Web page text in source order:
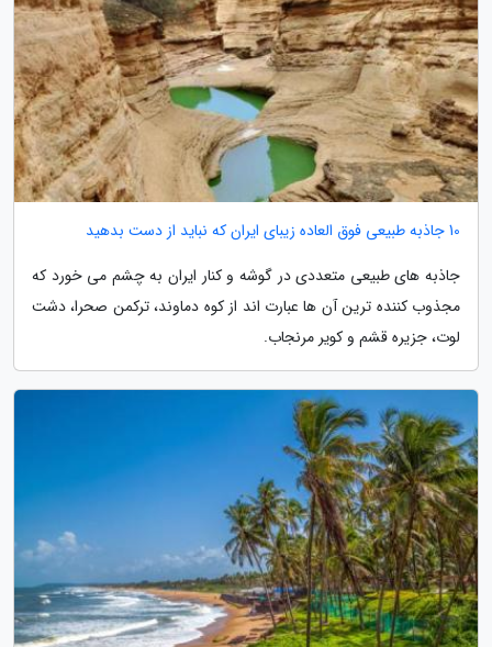
10 جاذبه طبیعی فوق العاده زیبای ایران که نباید از دست بدهید
جاذبه های طبیعی متعددی در گوشه و کنار ایران به چشم می خورد که
مجذوب کننده ترین آن ها عبارت اند از کوه دماوند، ترکمن صحرا، دشت
لوت، جزیره قشم و کویر مرنجاب.